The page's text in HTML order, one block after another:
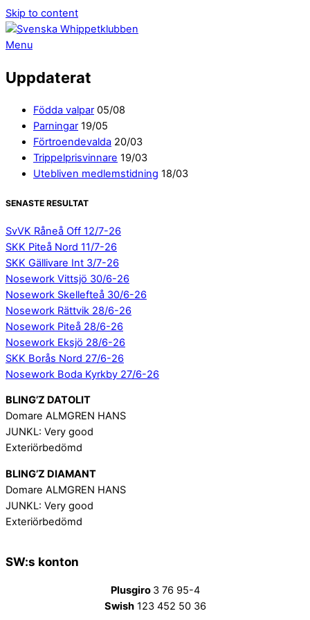
Skip to content
Menu
Uppdaterat
Födda valpar 05/08
Parningar 19/05
Förtroendevalda 20/03
Trippelprisvinnare 19/03
Utebliven medlemstidning 18/03
SENASTE RESULTAT
SvVK Råneå Off 12/7-26
SKK Piteå Nord 11/7-26
SKK Gällivare Int 3/7-26
Nosework Vittsjö 30/6-26
Nosework Skellefteå 30/6-26
Nosework Rättvik 28/6-26
Nosework Piteå 28/6-26
Nosework Eksjö 28/6-26
SKK Borås Nord 27/6-26
Nosework Boda Kyrkby 27/6-26
BLING’Z DATOLIT
Domare ALMGREN HANS
JUNKL: Very good
Exteriörbedömd
BLING’Z DIAMANT
Domare ALMGREN HANS
JUNKL: Very good
Exteriörbedömd
SW:s konton
Plusgiro 3 76 95-4
Swish123 452 50 36